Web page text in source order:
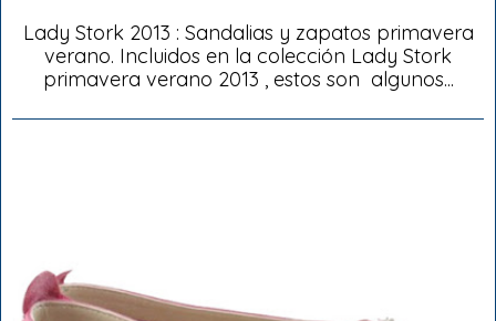
Lady Stork 2013 : Sandalias y zapatos primavera
verano. Incluidos en la colección Lady Stork
primavera verano 2013 , estos son algunos...